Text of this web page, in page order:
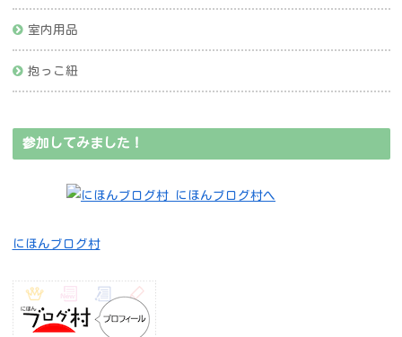
室内用品
抱っこ紐
参加してみました！
にほんブログ村